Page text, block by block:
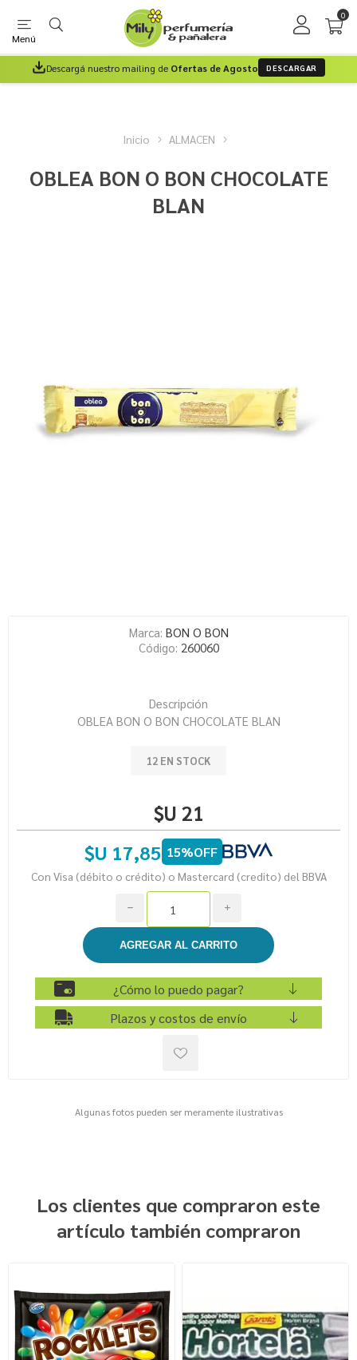
Menú
0
Descargá nuestro mailing de Ofertas de Agosto DESCARGAR
Inicio ALMACEN
OBLEA BON O BON CHOCOLATE
BLAN
Marca: BON O BON
Código: 260060
Descripción
OBLEA BON O BON CHOCOLATE BLAN
12 EN STOCK
$U 21
$U 17,85 15%OFF
Con Visa (débito o crédito) o Mastercard (credito) del BBVA
i
h
¿Cómo lo puedo pagar?
Plazos y costos de envío
Algunas fotos pueden ser meramente ilustrativas
Los clientes que compraron este
artículo también compraron